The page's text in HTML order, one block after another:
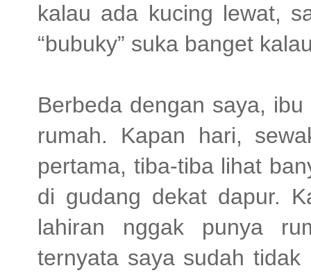
kalau ada kucing lewat,
“bubuky” suka banget
Berbeda dengan saya,
rumah. Kapan hari,
pertama, tiba-tiba lihat
di gudang dekat dapur.
lahiran nggak punya
ternyata saya sudah